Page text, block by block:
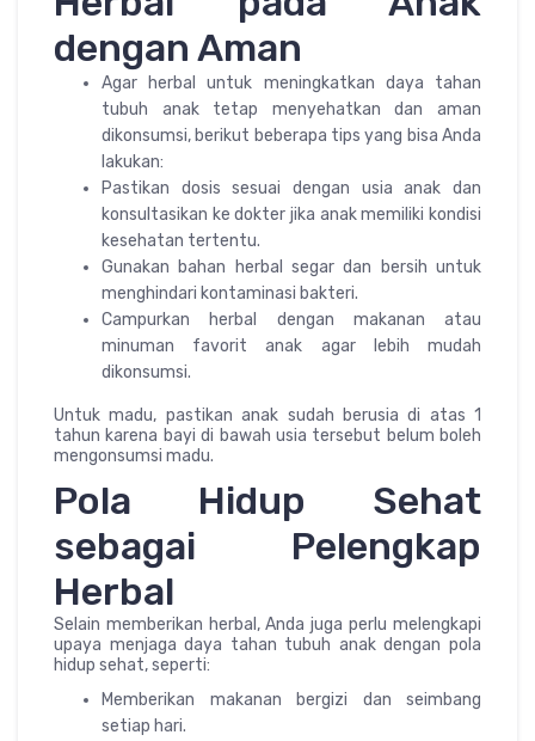
dengan Aman
Agar herbal untuk meningkatkan daya tahan
tubuh anak tetap menyehatkan dan aman
dikonsumsi, berikut beberapa tips yang bisa Anda
lakukan:
Pastikan dosis sesuai dengan usia anak dan
konsultasikan ke dokter jika anak memiliki kondisi
kesehatan tertentu.
Gunakan bahan herbal segar dan bersih untuk
menghindari kontaminasi bakteri.
Campurkan herbal dengan makanan atau
minuman favorit anak agar lebih mudah
dikonsumsi.
Untuk madu, pastikan anak sudah berusia di atas 1
tahun karena bayi di bawah usia tersebut belum boleh
mengonsumsi madu.
Pola Hidup Sehat
sebagai Pelengkap
Herbal
Selain memberikan herbal, Anda juga perlu melengkapi
upaya menjaga daya tahan tubuh anak dengan pola
hidup sehat, seperti:
Memberikan makanan bergizi dan seimbang
setiap hari.